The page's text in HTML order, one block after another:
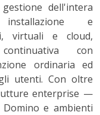
dell'intera
installazione e
virtuali e cloud,
con
ordinaria ed
utenti. Con oltre
enterprise —
e ambienti